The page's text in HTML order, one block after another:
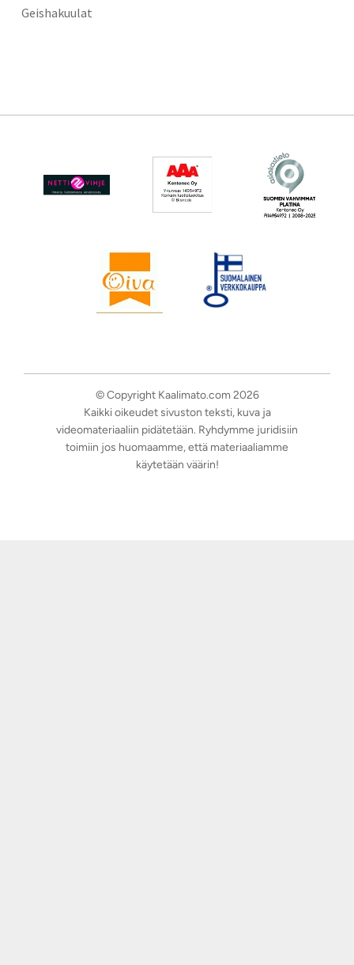
Geishakuulat
© Copyright Kaalimato.com 2026
Kaikki oikeudet sivuston teksti, kuva ja
videomateriaaliin pidätetään. Ryhdymme juridisiin
toimiin jos huomaamme, että materiaaliamme
käytetään väärin!